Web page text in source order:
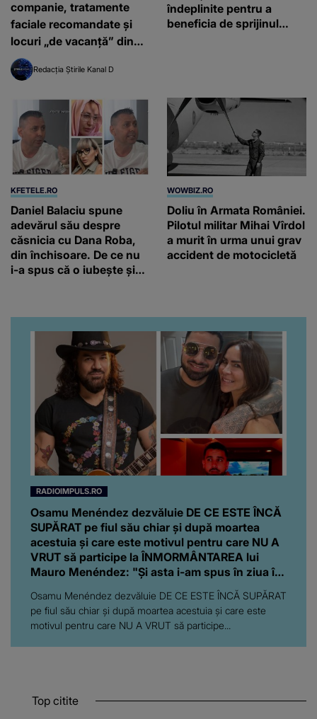
companie, tratamente
faciale recomandate și
locuri „de vacanță” din
București
Redacția Știrile Kanal D
îndeplinite pentru a
beneficia de sprijinul
KFETELE.RO
Daniel Balaciu spune
adevărul său despre
căsnicia cu Dana Roba,
din închisoare. De ce nu
i-a spus că o iubește și
“Am suflet mare. Eu am
ajutat-o.”
WOWBIZ.RO
Doliu în Armata României.
Pilotul militar Mihai Vîrdol
a murit în urma unui grav
accident de motocicletă
RADIOIMPULS.RO
Osamu Menéndez dezvăluie DE CE ESTE ÎNCĂ
SUPĂRAT pe fiul său chiar și după moartea
acestuia și care este motivul pentru care NU A
VRUT să participe la ÎNMORMÂNTAREA lui
Mauro Menéndez: "Și asta i-am spus în ziua în
care l-am văzut acolo, la morgă: de..."
Osamu Menéndez dezvăluie DE CE ESTE ÎNCĂ SUPĂRAT
pe fiul său chiar și după moartea acestuia și care este
motivul pentru care NU A VRUT să participe...
Top citite